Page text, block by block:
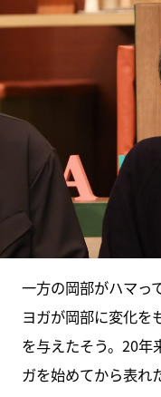
一方の岡部がハマっ
ヨガが岡部に変化を
を与えたそう。20年
ガを始めてから表れ